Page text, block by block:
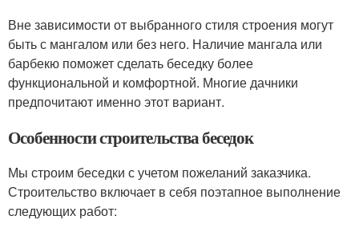
Вне зависимости от выбранного стиля строения могут
быть с мангалом или без него. Наличие мангала или
барбекю поможет сделать беседку более
функциональной и комфортной. Многие дачники
предпочитают именно этот вариант.
Особенности строительства беседок
Мы строим беседки с учетом пожеланий заказчика.
Строительство включает в себя поэтапное выполнение
следующих работ: